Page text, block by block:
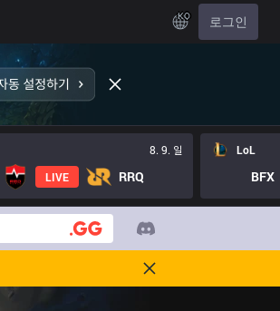
KO 로그인
8. 9. 일
LIVE RRQ
LoL
BFX